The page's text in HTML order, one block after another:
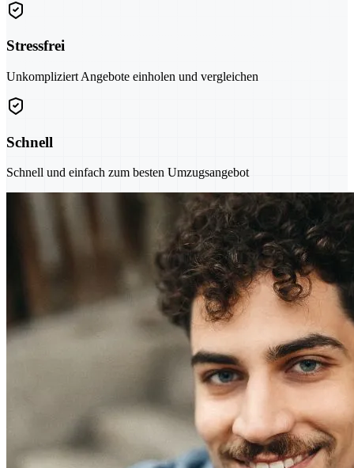
Stressfrei
Unkompliziert Angebote einholen und vergleichen
Schnell
Schnell und einfach zum besten Umzugsangebot